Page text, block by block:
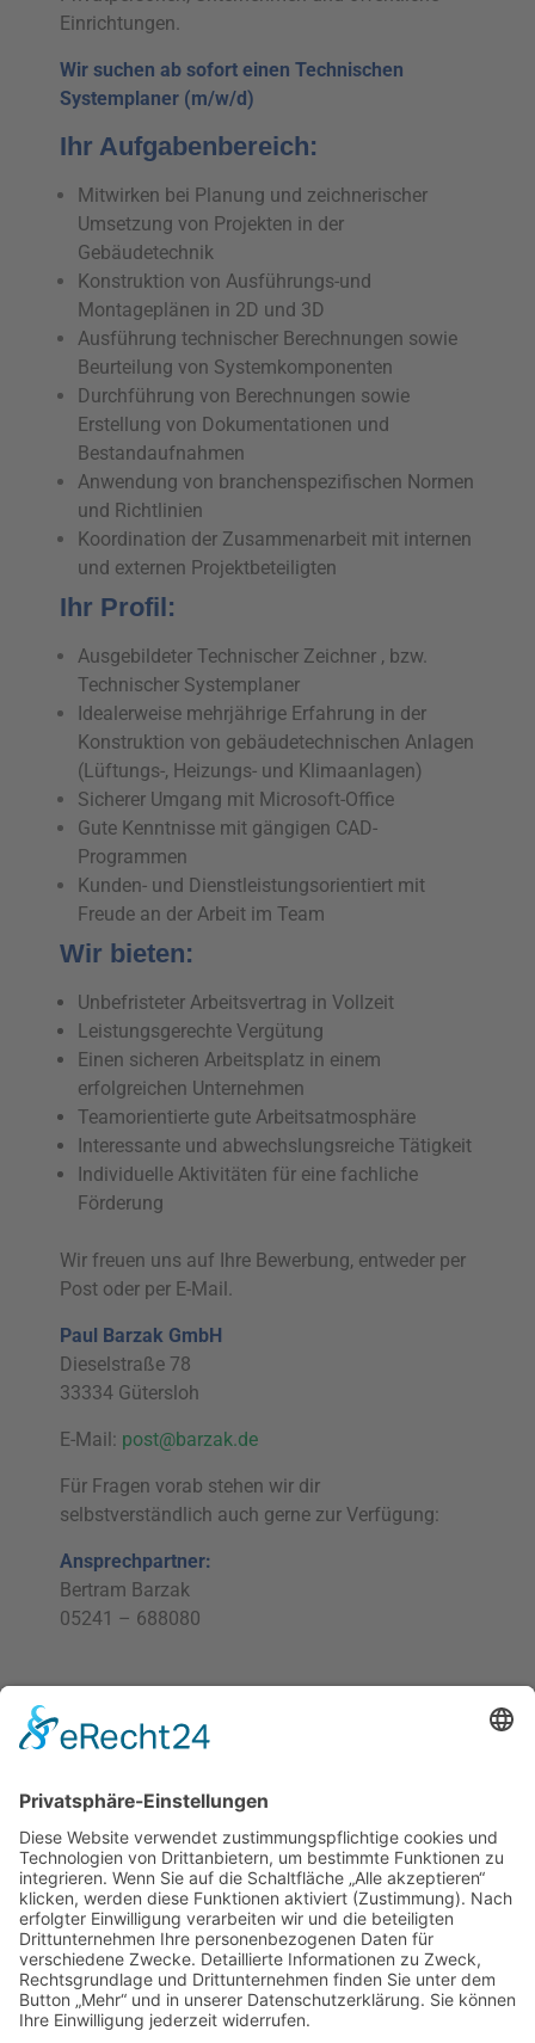
Einrichtungen.
Wir suchen ab sofort einen Technischen
Systemplaner (m/w/d)
Ihr Aufgabenbereich:
Mitwirken bei Planung und zeichnerischer
Umsetzung von Projekten in der
Gebäudetechnik
Konstruktion von Ausführungs-und
Montageplänen in 2D und 3D
Ausführung technischer Berechnungen sowie
Beurteilung von Systemkomponenten
Durchführung von Berechnungen sowie
Erstellung von Dokumentationen und
Bestandaufnahmen
Anwendung von branchenspezifischen Normen
und Richtlinien
Koordination der Zusammenarbeit mit internen
und externen Projektbeteiligten
Ihr Profil:
Ausgebildeter Technischer Zeichner , bzw.
Technischer Systemplaner
Idealerweise mehrjährige Erfahrung in der
Konstruktion von gebäudetechnischen Anlagen
(Lüftungs-, Heizungs- und Klimaanlagen)
Sicherer Umgang mit Microsoft-Office
Gute Kenntnisse mit gängigen CAD-
Programmen
Kunden- und Dienstleistungsorientiert mit
Freude an der Arbeit im Team
Wir bieten:
Unbefristeter Arbeitsvertrag in Vollzeit
Leistungsgerechte Vergütung
Einen sicheren Arbeitsplatz in einem
erfolgreichen Unternehmen
Teamorientierte gute Arbeitsatmosphäre
Interessante und abwechslungsreiche Tätigkeit
Individuelle Aktivitäten für eine fachliche
Förderung
Wir freuen uns auf Ihre Bewerbung, entweder per
Post oder per E-Mail.
Paul Barzak GmbH
Dieselstraße 78
33334 Gütersloh
E-Mail: post@barzak.de
Für Fragen vorab stehen wir dir
selbstverständlich auch gerne zur Verfügung:
Ansprechpartner:
Bertram Barzak
05241 – 688080
Paul Barzak GmbH
Dieselstraße 78
33334 Gütersloh
Tel.: +49 (0) 52 41 – 68 80 80
Fax.: +49 (0) 52 41 – 68 8082